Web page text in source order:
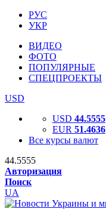
РУС
УКР
ВИДЕО
ФОТО
ПОПУЛЯРНЫЕ
СПЕЦПРОЕКТЫ
USD
USD 44.5555
EUR 51.4636
Все курсы валют
44.5555
Авторизация
Поиск
UA